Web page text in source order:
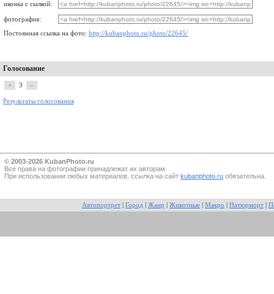
иконка с сылкой:
фотография:
Постоянная ссылка на фото: http://kubanphoto.ru/photo/22645/
Голосование
+ 3 –
Результаты голосования
© 2003-2026 KubanPhoto.ru
Все прaва на фотографии принадлежат их авторам.
При использовании любых материалов, ссылка на сайт kubanphoto.ru обязательна.
Автопортрет Город Жанр Животные Макро Натюрморт